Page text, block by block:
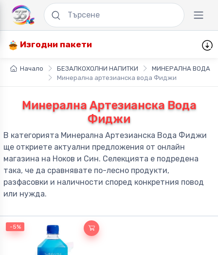
Изгодни пакети
Начало БЕЗАЛКОХОЛНИ НАПИТКИ
МИНЕРАЛНА ВОДА
Минерална артезианска вода Фиджи
Минерална Артезианска Вода
Фиджи
В категорията Минерална Артезианска Вода Фиджи
ще откриете актуални предложения от онлайн
магазина на Ноков и Син. Селекцията е подредена
така, че да сравнявате по-лесно продукти,
разфасовки и наличности според конкретния повод
или нужда.
-5%